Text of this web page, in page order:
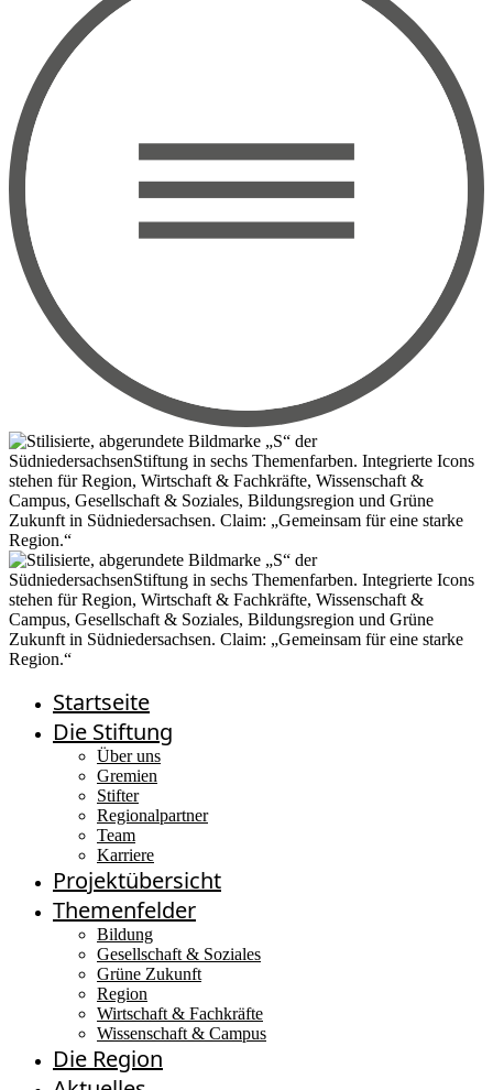
Startseite
Die Stiftung
Über uns
Gremien
Stifter
Regionalpartner
Team
Karriere
Projektübersicht
Themenfelder
Bildung
Gesellschaft & Soziales
Grüne Zukunft
Region
Wirtschaft & Fachkräfte
Wissenschaft & Campus
Die Region